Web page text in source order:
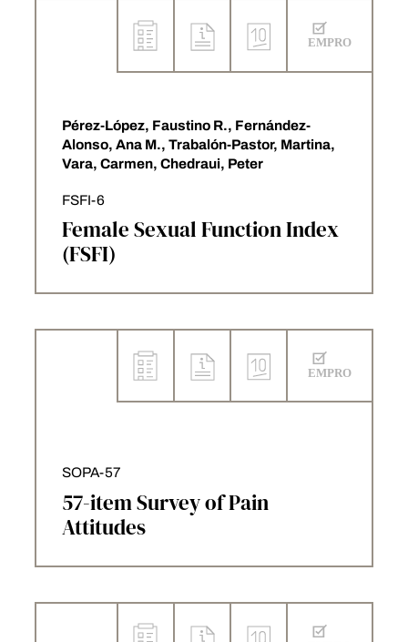
Pérez-López, Faustino R., Fernández-
Alonso, Ana M., Trabalón-Pastor, Martina,
Vara, Carmen, Chedraui, Peter
FSFI-6
Female Sexual Function Index
(FSFI)
SOPA-57
57-item Survey of Pain
Attitudes